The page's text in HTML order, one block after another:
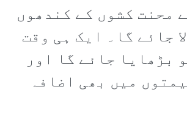
محنت کشوں کے کندھوں
جائے گا۔ ایک ہی وقت
بڑھایا جائے گا اور
میں بھی اضافہ